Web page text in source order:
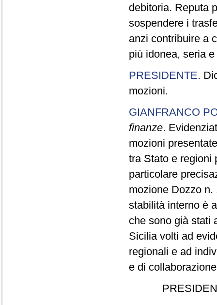
debitoria. Reputa
sospendere i
anzi contribuire a
più idonea, seria
PRESIDENTE.
mozioni.
GIANFRANCO
finanze.
mozioni
tra Stato e regioni
particolare
mozione Dozzo n.
stabilità interno è
che sono già stati
Sicilia volti ad
regionali e ad
e di